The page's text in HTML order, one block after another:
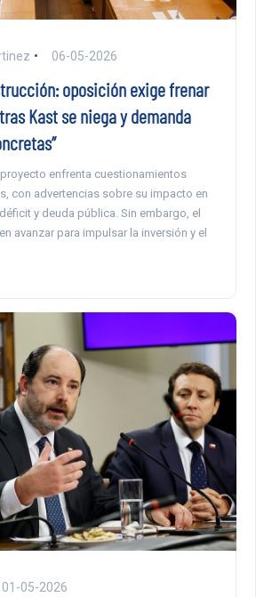
06-05-2026
oposición exige frenar
Kast se niega y demanda
enfrenta cuestionamientos
con advertencias sobre su impacto en
y deuda pública. Sin embargo, el
avanzar para impulsar la inversión y el
01-05-2026